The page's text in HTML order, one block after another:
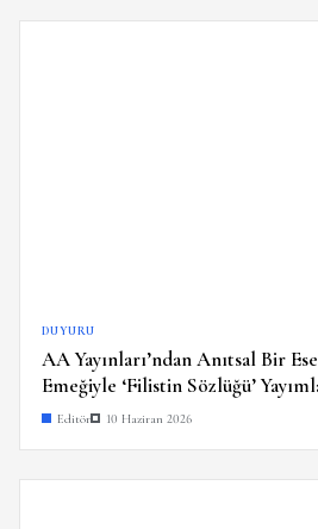
DUYURU
AA Yayınları’ndan Anıtsal Bir
Emeğiyle ‘Filistin Sözlüğü’
Editör 10 Haziran 2026